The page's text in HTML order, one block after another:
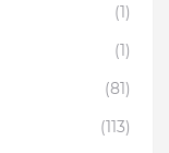
(1)
(1)
(81)
(113)